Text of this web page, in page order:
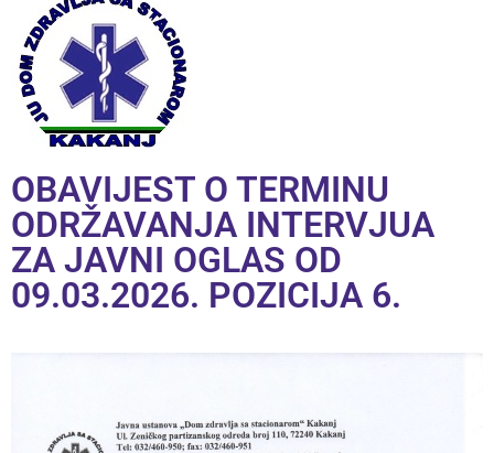
OBAVIJEST O TERMINU
ODRŽAVANJA INTERVJUA
ZA JAVNI OGLAS OD
09.03.2026. POZICIJA 6.